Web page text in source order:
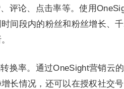
评论、点击率等。使用
间段内的粉丝和粉丝增长、
换率。通过OneSight营销云
长情况，还可以在授权社交